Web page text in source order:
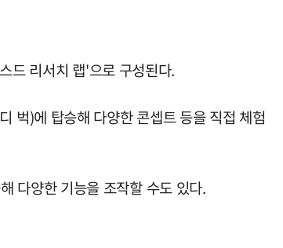
드 리서치 랩'으로 구성된다.
벅)에 탑승해 다양한 콘셉트 등을 직접 체험
다양한 기능을 조작할 수도 있다.